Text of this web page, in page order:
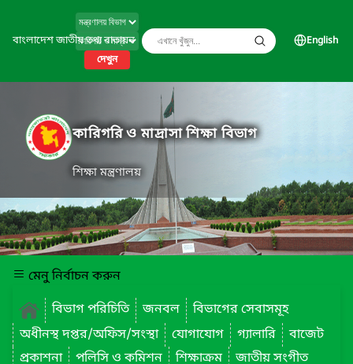
বাংলাদেশ জাতীয় তথ্য বাতায়ন
দেখুন
English
কারিগরি ও মাদ্রাসা শিক্ষা বিভাগ
শিক্ষা মন্ত্রণালয়
মেনু নির্বাচন করুন
বিভাগ পরিচিতি
জনবল
বিভাগের সেবাসমূহ
অধীনস্থ দপ্তর/অফিস/সংস্থা
যোগাযোগ গ্যালারি
বাজেট
প্রকাশনা
পলিসি ও কমিশন শিক্ষাক্রম
জাতীয় সংগীত